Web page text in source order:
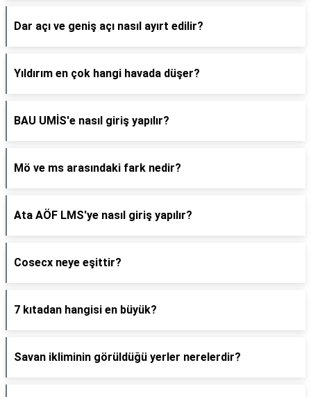
Dar açı ve geniş açı nasıl ayırt edilir?
Yıldırım en çok hangi havada düşer?
BAU UMİS'e nasıl giriş yapılır?
Mö ve ms arasındaki fark nedir?
Ata AÖF LMS'ye nasıl giriş yapılır?
Cosecx neye eşittir?
7 kıtadan hangisi en büyük?
Savan ikliminin görüldüğü yerler nerelerdir?